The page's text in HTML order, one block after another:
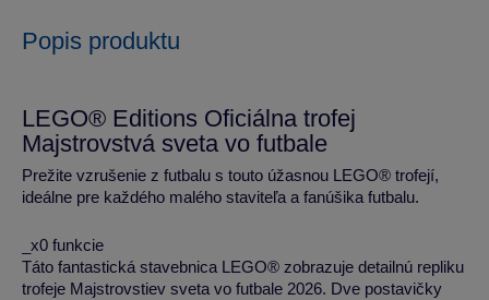
Popis produktu
LEGO® Editions Oficiálna trofej
Majstrovstvá sveta vo futbale
Prežite vzrušenie z futbalu s touto úžasnou LEGO® trofejí,
ideálne pre každého malého staviteľa a fanúšika futbalu.
_x0 funkcie
Táto fantastická stavebnica LEGO® zobrazuje detailnú repliku
trofeje Majstrovstiev sveta vo futbale 2026. Dve postavičky